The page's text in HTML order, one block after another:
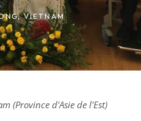
,VIETNAM
(Province d'Asie de l'Est)